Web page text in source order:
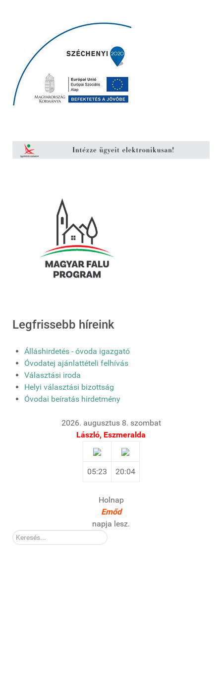
Legfrissebb híreink
Álláshirdetés - óvoda igazgató
Óvodatej ajánlattételi felhívás
Választási iroda
Helyi választási bizottság
Óvodai beíratás hirdetmény
2026. augusztus 8. szombat
László, Eszmeralda
05:23 20:04
Holnap
Emőd
napja lesz.
Kereső: